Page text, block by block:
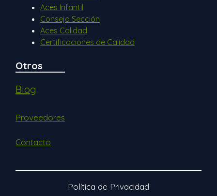
Aces Infantil
Consejo Sección
Aces Calidad
Certificaciones de Calidad
Otros
Blog
Proveedores
Contacto
Política de Privacidad